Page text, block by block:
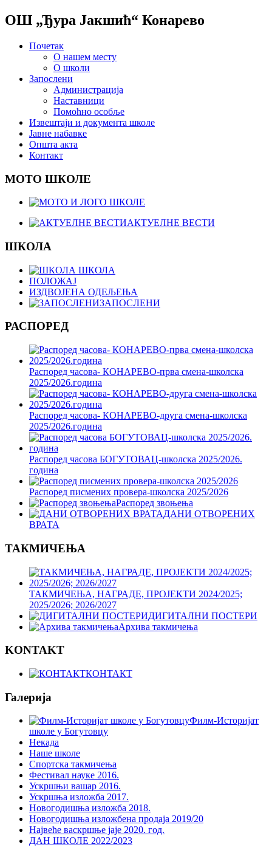
ОШ „Ђура Јакшић“ Конарево
Почетак
О нашем месту
О школи
Запослени
Администрација
Наставници
Помоћно особље
Извештаји и документа школе
Јавне набавке
Општа акта
Контакт
МОТО ШКОЛЕ
АКТУЕЛНЕ ВЕСТИ
ШКОЛА
ШКОЛА
ПОЛОЖАЈ
ИЗДВОЈЕНА ОДЕЉЕЊА
ЗАПОСЛЕНИ
РАСПОРЕД
Распоред часова- КОНАРЕВО-прва смена-школска
2025/2026.година
Распоред часова- КОНАРЕВО-друга смена-школска
2025/2026.година
Распоред часова БОГУТОВАЦ-школска 2025/2026.
година
Распоред писмених провера-школска 2025/2026
Распоред звоњења
ДАНИ ОТВОРЕНИХ
ВРАТА
ТАКМИЧЕЊА
ТАКМИЧЕЊА, НАГРАДЕ, ПРОЈЕКТИ 2024/2025;
2025/2026; 2026/2027
ДИГИТАЛНИ ПОСТЕРИ
Архива такмичења
KONTAKT
КОНТАКТ
Галерија
Филм-Историјат
школе у Богутовцу
Некада
Наше школе
Спортска такмичења
Фестивал науке 2016.
Ускршњи вашар 2016.
Ускршња изложба 2017.
Новогодишња изложба 2018.
Новогодишња изложбена продаја 2019/20
Највеће васкршње јаје 2020. год.
ДАН ШКОЛЕ 2022/2023